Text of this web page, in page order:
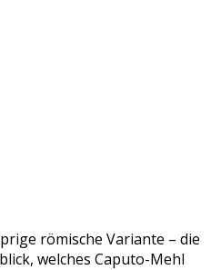
römische Variante – die
welches Caputo-Mehl